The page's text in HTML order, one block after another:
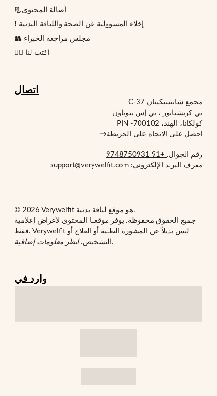
📃أصالة المحتوى
❗ إخلاء المسؤولية عن الصحة واللياقة البدنية
👥 مجلس مراجعة الخبراء
✍🏻 اكتب لنا
اتصال
مجمع شانتينيكيتان C-37
بي كريشنابور ، بي إس نيوتاون
كولكاتا، الهند، PIN -700102
احصل على الاتجاه على الخريطة→
رقم الجوال. +91 9748750931
معرف البريد الإلكتروني: support@verywelfit.com
© 2026 Verywelfit هو موقع لياقة بدنية.
جميع الحقوق محفوظة. يوفر موقعنا المحتوى لأغراض إعلامية
فقط. Verywelfit ليس بديلاً عن المشورة الطبية أو العلاج أو
التشخيص.انظر معلومات إضافية .
وارد في